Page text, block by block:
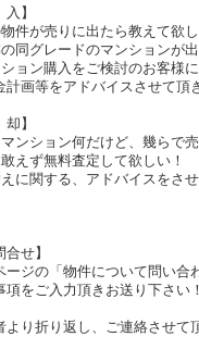
】
件が売りに出たら教えて欲し
同グレードのマンションが
ョン購入をご検討のお客様
画等をアドバイスさせて頂
】
ンション何だけど、幾らで
えず無料査定して欲しい！
に関する、アドバイスをさ
合せ】
ージの「物件について問い合
項をご入力頂きお送り下さい！
より折り返し、ご連絡させて